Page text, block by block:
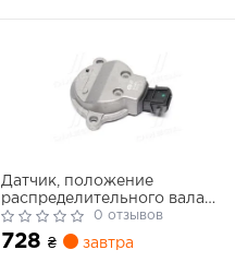
Датчик, положение
распределительного вала
(пр-во ERA)0 отзывов
728 ₴ завтра